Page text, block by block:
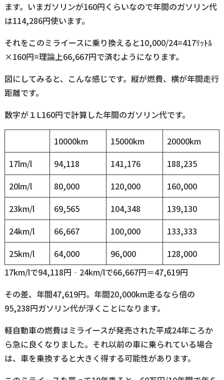
ます。いまガソリンが160円くらいなので年間のガソリン代
は114,286円使います。
それをこのミライースに乗り換えると10,000/24=417ﾘｯﾄﾙ
×160円=理論上66,667円で済むようになります。
図にしてみると、こんな感じです。縦が燃費、横が年間走行
距離です。
数字が１L160円で計算した年間のガソリン代です。
10000km 15000km
20000km
17lm/l
94,118 141,176
188,235
20lm/l
80,000 120,000
160,000
23km/l
69,565 104,348
139,130
24km/l
66,667 100,000
133,333
25km/l
64,000 96,000
128,000
17km/lで94,118円‐24km/lで66,667円＝47,619円
その差、年間47,619円。年間20,000km走るなら倍の
95,238円ガソリン代が浮くことになります。
軽自動車の燃費はミライースが発売された平成24年ころか
ら急に良くなりました。それ以前の車に乗られている場合
は、車を乗換すると大きく得する可能性があります。